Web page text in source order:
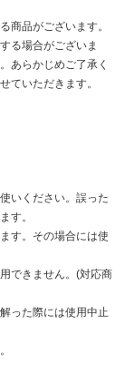
商品がございます。
る場合がございま
あらかじめご了承く
ていただきます。
いください。誤った
す。
す。その場合には使
できません。(対応商
った際には使用中止